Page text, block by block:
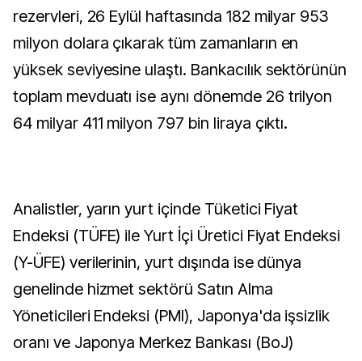
rezervleri, 26 Eylül haftasında 182 milyar 953
milyon dolara çıkarak tüm zamanların en
yüksek seviyesine ulaştı. Bankacılık sektörünün
toplam mevduatı ise aynı dönemde 26 trilyon
64 milyar 411 milyon 797 bin liraya çıktı.
Analistler, yarın yurt içinde Tüketici Fiyat
Endeksi (TÜFE) ile Yurt İçi Üretici Fiyat Endeksi
(Y-ÜFE) verilerinin, yurt dışında ise dünya
genelinde hizmet sektörü Satın Alma
Yöneticileri Endeksi (PMI), Japonya'da işsizlik
oranı ve Japonya Merkez Bankası (BoJ)